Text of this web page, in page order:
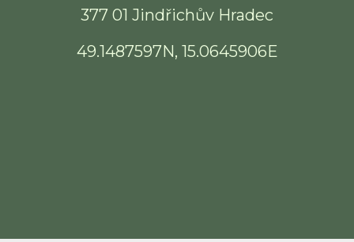
377 01 Jindřichův Hradec
49.1487597N, 15.0645906E